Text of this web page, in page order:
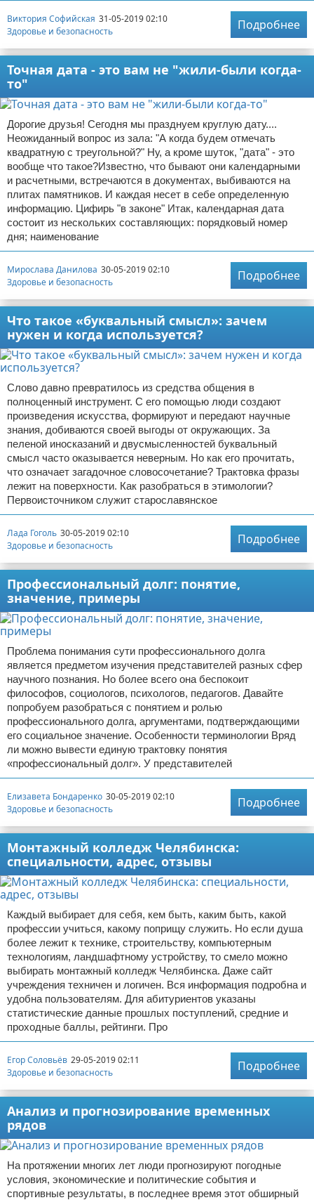
Виктория Софийская 31-05-2019 02:10
Здоровье и безопасность
Подробнее
Точная дата - это вам не "жили-были когда-
то"
Дорогие друзья! Сегодня мы празднуем круглую дату....
Неожиданный вопрос из зала: "А когда будем отмечать
квадратную с треугольной?" Ну, а кроме шуток, "дата" - это
вообще что такое?Известно, что бывают они календарными
и расчетными, встречаются в документах, выбиваются на
плитах памятников. И каждая несет в себе определенную
информацию. Цифирь "в законе" Итак, календарная дата
состоит из нескольких составляющих: порядковый номер
дня; наименование
Мирослава Данилова 30-05-2019 02:10
Здоровье и безопасность
Подробнее
Что такое «буквальный смысл»: зачем
нужен и когда используется?
Слово давно превратилось из средства общения в
полноценный инструмент. С его помощью люди создают
произведения искусства, формируют и передают научные
знания, добиваются своей выгоды от окружающих. За
пеленой иносказаний и двусмысленностей буквальный
смысл часто оказывается неверным. Но как его прочитать,
что означает загадочное словосочетание? Трактовка фразы
лежит на поверхности. Как разобраться в этимологии?
Первоисточником служит старославянское
Лада Гоголь 30-05-2019 02:10
Здоровье и безопасность
Подробнее
Профессиональный долг: понятие,
значение, примеры
Проблема понимания сути профессионального долга
является предметом изучения представителей разных сфер
научного познания. Но более всего она беспокоит
философов, социологов, психологов, педагогов. Давайте
попробуем разобраться с понятием и ролью
профессионального долга, аргументами, подтверждающими
его социальное значение. Особенности терминологии Вряд
ли можно вывести единую трактовку понятия
«профессиональный долг». У представителей
Елизавета Бондаренко 30-05-2019 02:10
Здоровье и безопасность
Подробнее
Монтажный колледж Челябинска:
специальности, адрес, отзывы
Каждый выбирает для себя, кем быть, каким быть, какой
профессии учиться, какому поприщу служить. Но если душа
более лежит к технике, строительству, компьютерным
технологиям, ландшафтному устройству, то смело можно
выбирать монтажный колледж Челябинска. Даже сайт
учреждения техничен и логичен. Вся информация подробна и
удобна пользователям. Для абитуриентов указаны
статистические данные прошлых поступлений, средние и
проходные баллы, рейтинги. Про
Егор Соловьёв 29-05-2019 02:11
Здоровье и безопасность
Подробнее
Анализ и прогнозирование временных
рядов
На протяжении многих лет люди прогнозируют погодные
условия, экономические и политические события и
спортивные результаты, в последнее время этот обширный